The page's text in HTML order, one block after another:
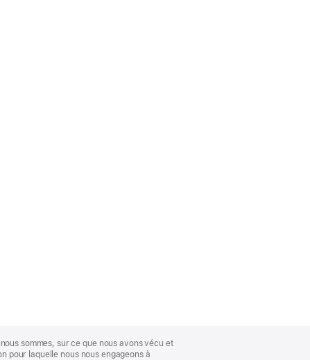
sommes, sur ce que nous avons vécu et
pour laquelle nous nous engageons à